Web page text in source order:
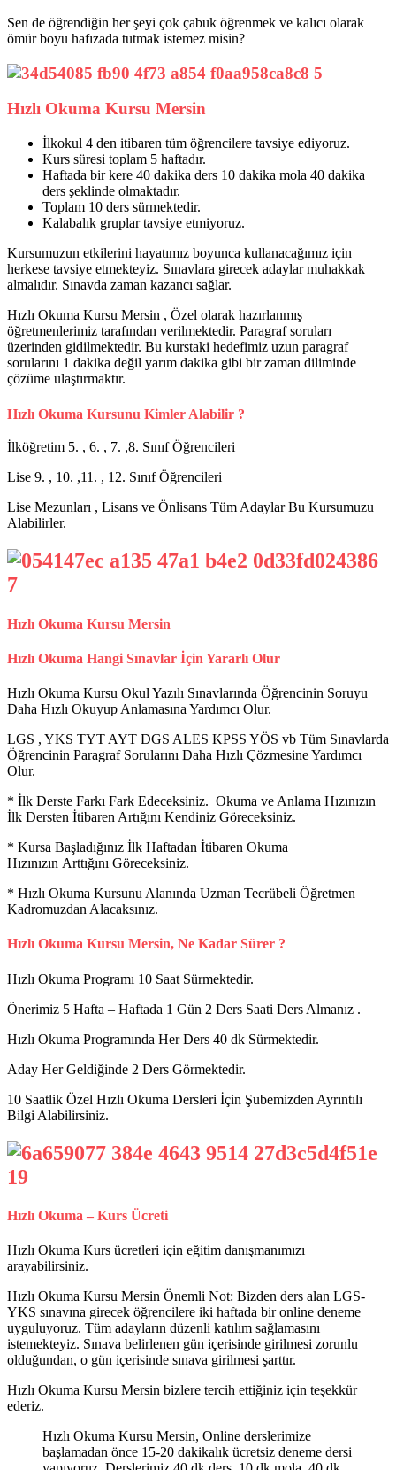
Sen de öğrendiğin her şeyi çok çabuk öğrenmek ve kalıcı olarak
ömür boyu hafızada tutmak istemez misin?
Hızlı Okuma Kursu Mersin
İlkokul 4 den itibaren tüm öğrencilere tavsiye ediyoruz.
Kurs süresi toplam 5 haftadır.
Haftada bir kere 40 dakika ders 10 dakika mola 40 dakika
ders şeklinde olmaktadır.
Toplam 10 ders sürmektedir.
Kalabalık gruplar tavsiye etmiyoruz.
Kursumuzun etkilerini hayatımız boyunca kullanacağımız için
herkese tavsiye etmekteyiz. Sınavlara girecek adaylar muhakkak
almalıdır. Sınavda zaman kazancı sağlar.
Hızlı Okuma Kursu Mersin , Özel olarak hazırlanmış
öğretmenlerimiz tarafından verilmektedir. Paragraf soruları
üzerinden gidilmektedir. Bu kurstaki hedefimiz uzun paragraf
sorularını 1 dakika değil yarım dakika gibi bir zaman diliminde
çözüme ulaştırmaktır.
Hızlı Okuma Kursunu Kimler Alabilir ?
İlköğretim 5. , 6. , 7. ,8. Sınıf Öğrencileri
Lise 9. , 10. ,11. , 12. Sınıf Öğrencileri
Lise Mezunları , Lisans ve Önlisans Tüm Adaylar Bu Kursumuzu
Alabilirler.
Hızlı Okuma Kursu Mersin
Hızlı Okuma Hangi Sınavlar İçin Yararlı Olur
Hızlı Okuma Kursu Okul Yazılı Sınavlarında Öğrencinin Soruyu
Daha Hızlı Okuyup Anlamasına Yardımcı Olur.
LGS , YKS TYT AYT DGS ALES KPSS YÖS vb Tüm Sınavlarda
Öğrencinin Paragraf Sorularını Daha Hızlı Çözmesine Yardımcı
Olur.
* İlk Derste Farkı Fark Edeceksiniz. Okuma ve Anlama Hızınızın
İlk Dersten İtibaren Artığını Kendiniz Göreceksiniz.
* Kursa Başladığınız İlk Haftadan İtibaren Okuma
Hızınızın Arttığını Göreceksiniz.
* Hızlı Okuma Kursunu Alanında Uzman Tecrübeli Öğretmen
Kadromuzdan Alacaksınız.
Hızlı Okuma Kursu Mersin, Ne Kadar Sürer ?
Hızlı Okuma Programı 10 Saat Sürmektedir.
Önerimiz 5 Hafta – Haftada 1 Gün 2 Ders Saati Ders Almanız .
Hızlı Okuma Programında Her Ders 40 dk Sürmektedir.
Aday Her Geldiğinde 2 Ders Görmektedir.
10 Saatlik Özel Hızlı Okuma Dersleri İçin Şubemizden Ayrıntılı
Bilgi Alabilirsiniz.
Hızlı Okuma – Kurs Ücreti
Hızlı Okuma Kurs ücretleri için eğitim danışmanımızı
arayabilirsiniz.
Hızlı Okuma Kursu Mersin Önemli Not: Bizden ders alan LGS-
YKS sınavına girecek öğrencilere iki haftada bir online deneme
uyguluyoruz. Tüm adayların düzenli katılım sağlamasını
istemekteyiz. Sınava belirlenen gün içerisinde girilmesi zorunlu
olduğundan, o gün içerisinde sınava girilmesi şarttır.
Hızlı Okuma Kursu Mersin bizlere tercih ettiğiniz için teşekkür
ederiz.
Hızlı Okuma Kursu Mersin, Online derslerimize
başlamadan önce 15-20 dakikalık ücretsiz deneme dersi